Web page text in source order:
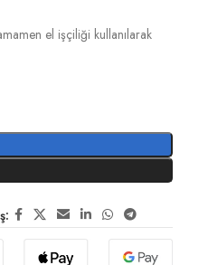
el işçiliği kullanılarak